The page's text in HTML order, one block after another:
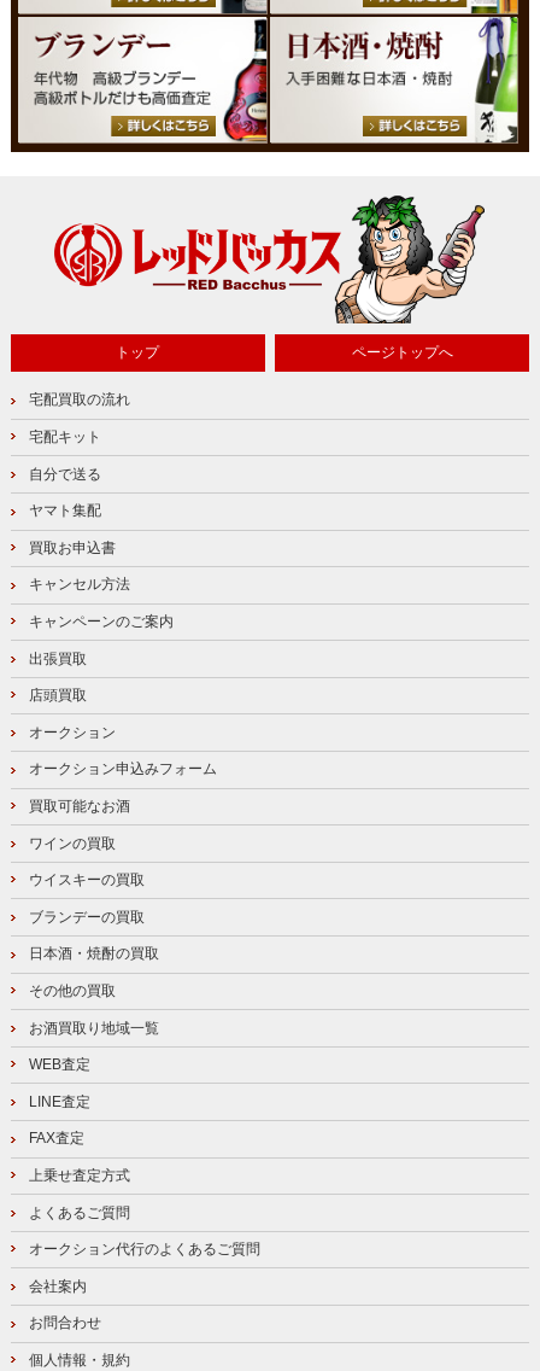
トップ ページトップへ
宅配買取の流れ
宅配キット
自分で送る
ヤマト集配
買取お申込書
キャンセル方法
キャンペーンのご案内
出張買取
店頭買取
オークション
オークション申込みフォーム
買取可能なお酒
ワインの買取
ウイスキーの買取
ブランデーの買取
日本酒・焼酎の買取
その他の買取
お酒買取り地域一覧
WEB査定
LINE査定
FAX査定
上乗せ査定方式
よくあるご質問
オークション代行のよくあるご質問
会社案内
お問合わせ
個人情報・規約